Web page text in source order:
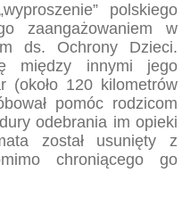
polskiego
zaangażowaniem w
ds. Ochrony Dzieci.
między innymi jego
(około 120 kilometrów
pomóc rodzicom
odebrania im opieki
został usunięty z
chroniącego go